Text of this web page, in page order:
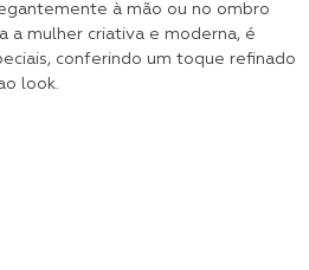
à mão ou no ombro
a mulher criativa e moderna, é
conferindo um toque refinado
look.